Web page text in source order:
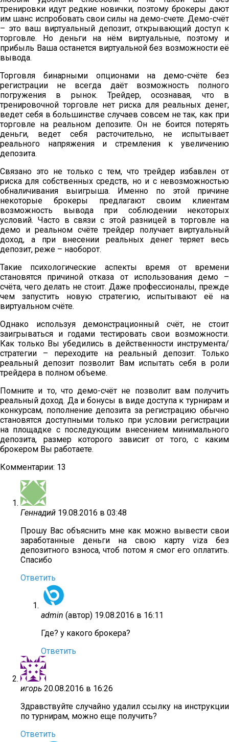
тренировки идут редкие новички, поэтому брокеры дают
им шанс испробовать свои силы на демо-счете. Демо-счёт
– это ваш виртуальный депозит, открывающий доступ к
торговле. Но деньги на нём виртуальные, поэтому и
прибыль Ваша останется виртуальной без возможности её
вывода.
Торговля бинарными опционами на демо-счёте без
регистрации не всегда даёт возможность полного
погружения в рынок. Трейдер, осознавая, что в
тренировочной торговле нет риска для реальных денег,
ведет себя в большинстве случаев совсем не так, как при
торговле на реальном депозите. Он не боится потерять
деньги, ведет себя расточительно, не испытывает
реального напряжения и стремления к увеличению
депозита.
Связано это не только с тем, что трейдер избавлен от
риска для собственных средств, но и с невозможностью
обналичивания выигрыша. Именно по этой причине
некоторые брокеры предлагают своим клиентам
возможность вывода при соблюдении некоторых
условий. Часто в связи с этой разницей в торговле на
демо и реальном счёте трейдер получает виртуальный
доход, а при внесении реальных денег теряет весь
депозит, реже – наоборот.
Такие психологические аспекты время от времени
становятся причиной отказа от использования демо –
счёта, чего делать не стоит. Даже профессионалы, прежде
чем запустить новую стратегию, испытывают её на
виртуальном счёте.
Однако используя демонстрационный счёт, не стоит
заигрываться и годами тестировать свои возможности.
Как только Вы убедились в действенности инструмента/
стратегии – переходите на реальный депозит. Только
реальный депозит позволит Вам испытать себя в роли
трейдера в полном объеме.
Помните и то, что демо-счёт не позволит вам получить
реальный доход. Да и бонусы в виде доступа к турнирам и
конкурсам, пополнение депозита за регистрацию обычно
становятся доступными только при условии регистрации
на площадке с последующим внесением минимального
депозита, размер которого зависит от того, с каким
брокером Вы работаете.
Комментарии: 13
Геннадий 19.08.2016 в 03:48
Прошу Вас объяснить мне как можно вывести свои
заработанные деньги на свою карту viza без
депозитного взноса, чтоб потом я смог его оплатить.
Спасибо
Ответить
admin (автор) 19.08.2016 в 16:11
Где? у какого брокера?
Ответить
игорь 20.08.2016 в 16:26
Здравствуйте случайно удалил ссылку на инструкции
по турнирам, можно еще получить?
Ответить